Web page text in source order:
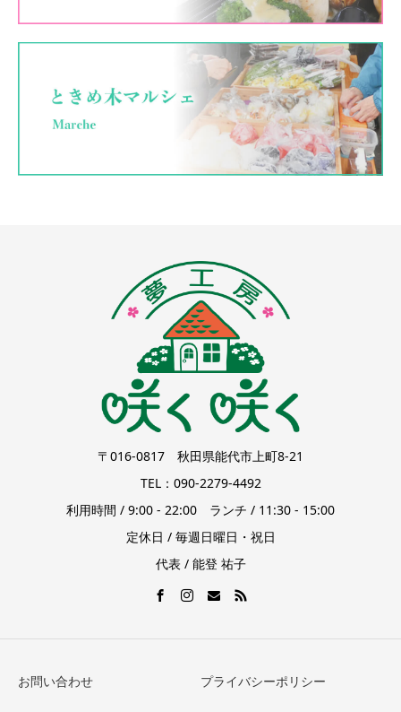
〒016-0817 秋田県能代市上町8-21
TEL：090-2279-4492
利用時間 / 9:00 - 22:00 ランチ / 11:30 - 15:00
定休日 / 毎週日曜日・祝日
代表 / 能登 祐子
お問い合わせ プライバシーポリシー